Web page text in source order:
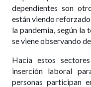
dependientes son
están viendo
la pandemia, según la
se viene observando
Hacia estos
inserción laboral
personas participan